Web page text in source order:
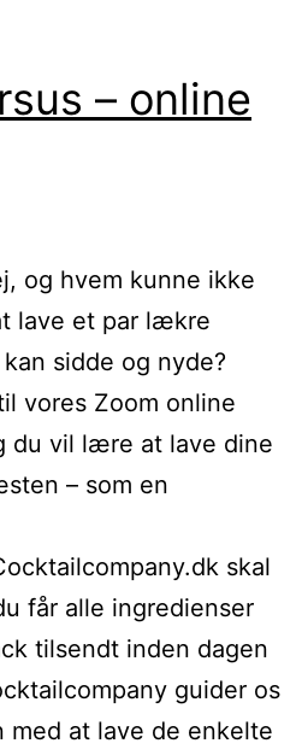
– online
og hvem kunne ikke
lave et par lækre
sidde og nyde?
vores Zoom online
du vil lære at lave dine
– som en
skal
får alle ingredienser
tilsendt inden dagen
guider os
med at lave de enkelte